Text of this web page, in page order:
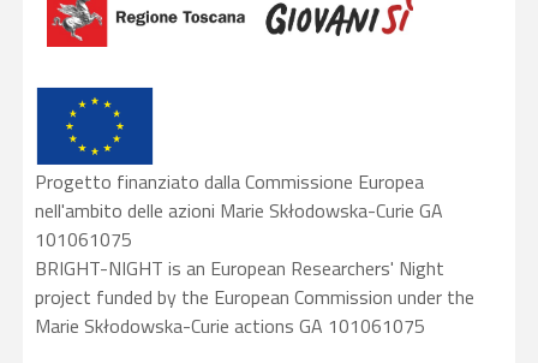
Progetto finanziato dalla Commissione Europea
nell'ambito delle azioni Marie Skłodowska-Curie GA
101061075
BRIGHT-NIGHT is an European Researchers' Night
project funded by the European Commission under the
Marie Skłodowska-Curie actions GA 101061075